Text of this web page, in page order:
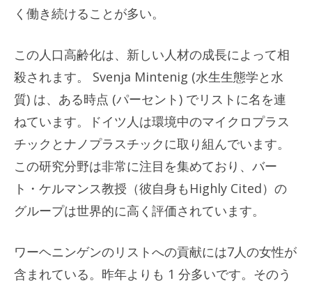
く働き続けることが多い。
この人口高齢化は、新しい人材の成長によって相
殺されます。 Svenja Mintenig (水生生態学と水
質) は、ある時点 (パーセント) でリストに名を連
ねています。ドイツ人は環境中のマイクロプラス
チックとナノプラスチックに取り組んでいます。
この研究分野は非常に注目を集めており、バー
ト・ケルマンス教授（彼自身もHighly Cited）の
グループは世界的に高く評価されています。
ワーヘニンゲンのリストへの貢献には7人の女性が
含まれている。昨年よりも 1 分多いです。そのう